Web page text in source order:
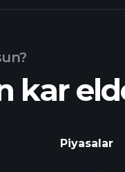
kar
Piyasalar